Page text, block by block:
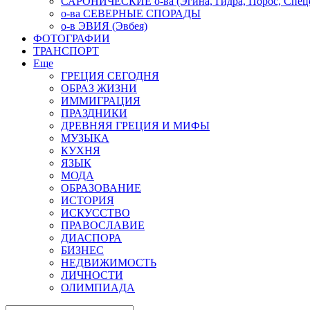
о-ва СЕВЕРНЫЕ СПОРАДЫ
о-в ЭВИЯ (Эвбея)
ФОТОГРАФИИ
ТРАНСПОРТ
Еще
ГРЕЦИЯ СЕГОДНЯ
ОБРАЗ ЖИЗНИ
ИММИГРАЦИЯ
ПРАЗДНИКИ
ДРЕВНЯЯ ГРЕЦИЯ И МИФЫ
МУЗЫКА
КУХНЯ
ЯЗЫК
МОДА
ОБРАЗОВАНИЕ
ИСТОРИЯ
ИСКУССТВО
ПРАВОСЛАВИЕ
ДИАСПОРА
БИЗНЕС
НЕДВИЖИМОСТЬ
ЛИЧНОСТИ
ОЛИМПИАДА